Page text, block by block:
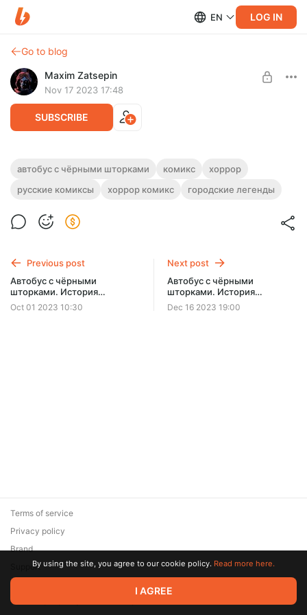
EN LOG IN
Go to blog
Maxim Zatsepin
Nov 17 2023 17:48
SUBSCRIBE
Автобус с чёрными шторками. История
Четвертая. 34-35 страницы
Level required:
автобус с чёрными шторками комикс
хоррор
русские комиксы
хоррор комикс городские легенды
Previous post
Автобус с чёрными
шторками. История
Четвертая. 33 страница
Oct 01 2023 10:30
Next post
Автобус с чёрными
шторками. История
Четвертая. 36 страница
Dec 16 2023 19:00
© 2026 Zaya Solutions Limited. All rights reserved. All trademarks
are the property of their respective owners.
Terms of service
Privacy policy
Brand
SupportBy using the site, you agree to our cookie policy. Read more here.
I AGREE